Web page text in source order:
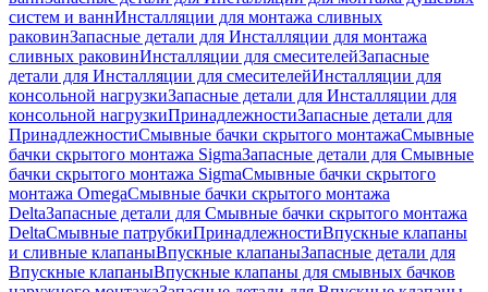
систем и ваннИнсталляции для монтажа сливных
раковинЗапасные детали для Инсталляции для монтажа
сливных раковинИнсталляции для смесителейЗапасные
детали для Инсталляции для смесителейИнсталляции для
консольной нагрузкиЗапасные детали для Инсталляции для
консольной нагрузкиПринадлежностиЗапасные детали для
ПринадлежностиСмывные бачки скрытого монтажаСмывные
бачки скрытого монтажа SigmaЗапасные детали для Смывные
бачки скрытого монтажа SigmaСмывные бачки скрытого
монтажа OmegaСмывные бачки скрытого монтажа
DeltaЗапасные детали для Смывные бачки скрытого монтажа
DeltaСмывные патрубкиПринадлежностиВпускные клапаны
и сливные клапаныВпускные клапаныЗапасные детали для
Впускные клапаныВпускные клапаны для смывных бачков